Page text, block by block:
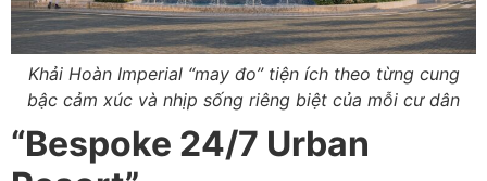
Khải Hoàn Imperial “may đo” tiện ích theo từng cung
bậc cảm xúc và nhịp sống riêng biệt của mỗi cư dân
“Bespoke 24/7 Urban